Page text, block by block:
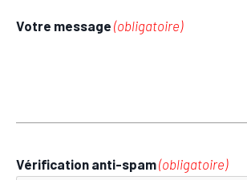
Votre message (obligatoire)
Vérification anti-spam(obligatoire)